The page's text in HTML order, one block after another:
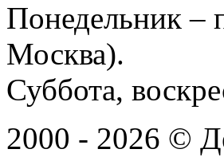
Понедельник –
Москва).
Суббота,
2000 - 2026 ©